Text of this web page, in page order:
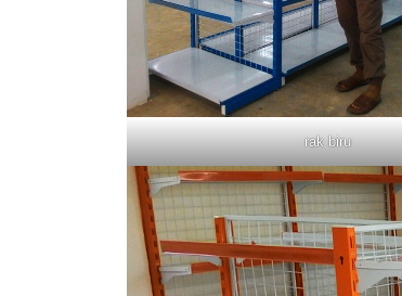
rak biru